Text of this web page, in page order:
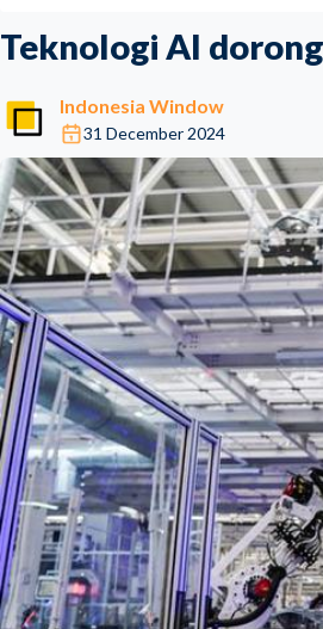
Teknologi AI
Indonesia Window
31 December 2024